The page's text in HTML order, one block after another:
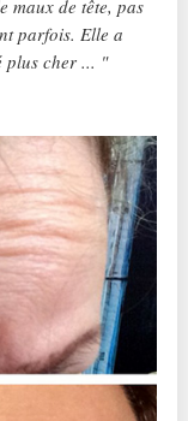
maux de tête, pas
parfois. Elle a
plus cher ... "